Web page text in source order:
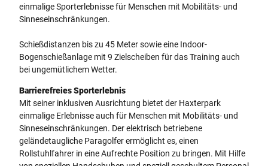
einmalige Sporterlebnisse für Menschen mit Mobilitäts- und
Sinneseinschränkungen.
Schießdistanzen bis zu 45 Meter sowie eine Indoor-
Bogenschießanlage mit 9 Zielscheiben für das Training auch
bei ungemütlichem Wetter.
Barrierefreies Sporterlebnis
Mit seiner inklusiven Ausrichtung bietet der Haxterpark
einmalige Erlebnisse auch für Menschen mit Mobilitäts- und
Sinneseinschränkungen. Der elektrisch betriebene
geländetaugliche Paragolfer ermöglicht es, einen
Rollstuhlfahrer in eine Aufrechte Position zu bringen. Mit Hilfe